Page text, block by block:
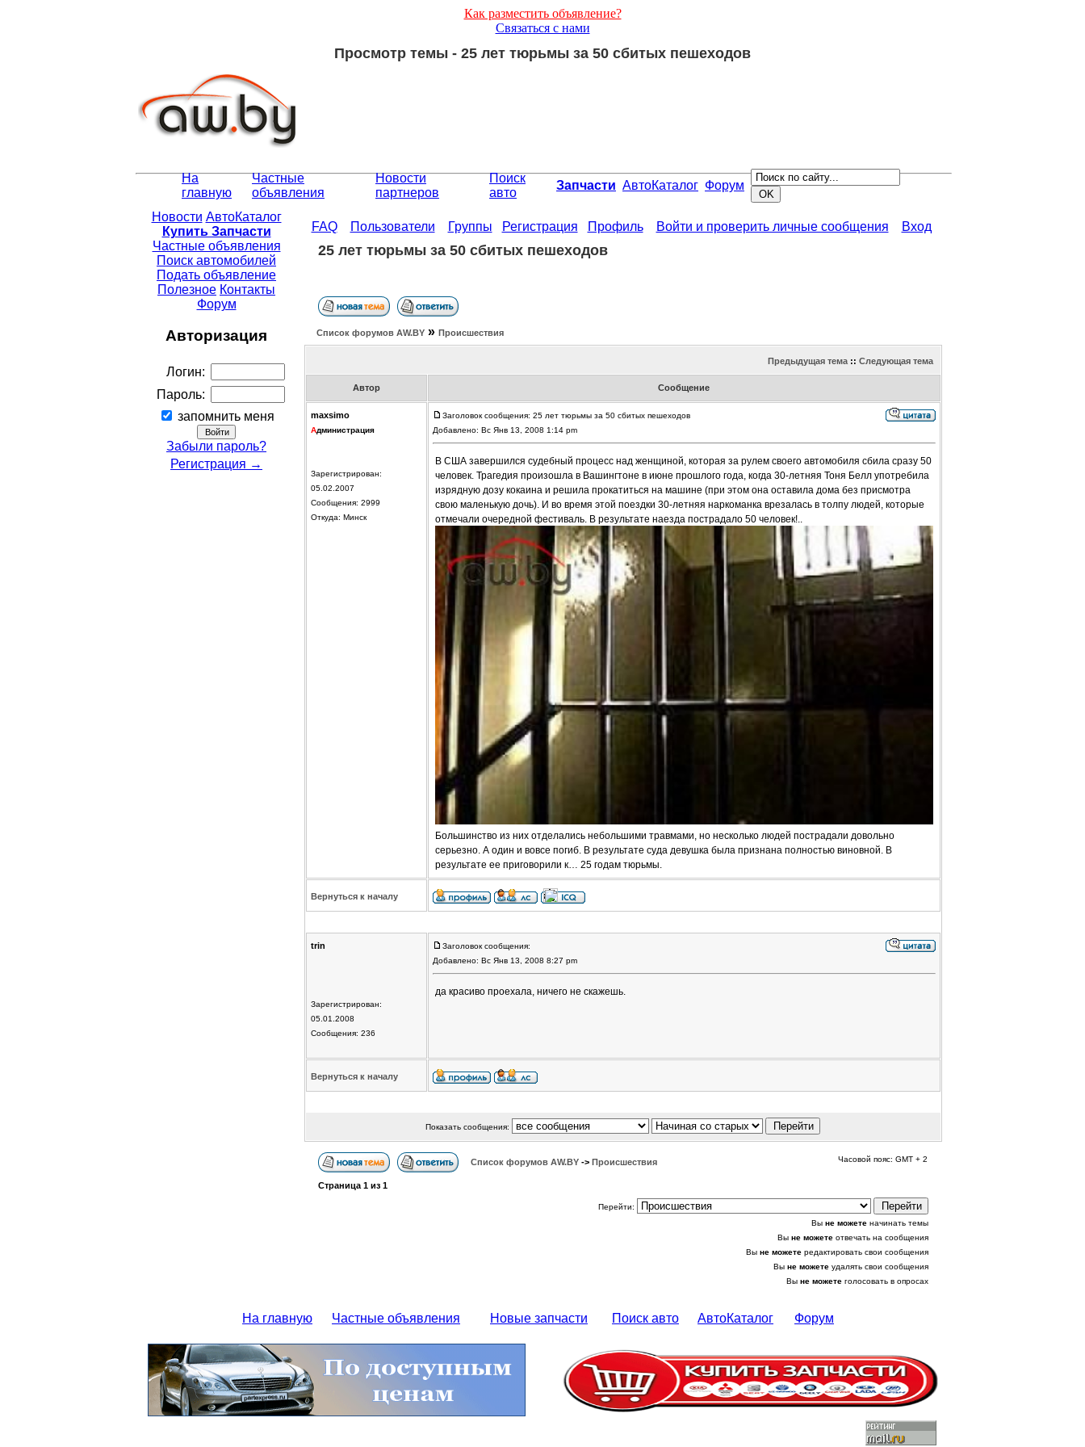
Как разместить объявление?
Связаться с нами
Просмотр темы - 25 лет тюрьмы за 50 сбитых пешеходов
На
главную
Частные
объявления
Новости
партнеров
Поиск
авто
Запчасти АвтоКаталог Форум
Новости АвтоКаталог
Купить Запчасти
Частные объявления
Поиск автомобилей
Подать объявление
Полезное Контакты
Форум
Авторизация
Логин:
Пароль:
запомнить меня
Забыли пароль?
Регистрация →
FAQ Пользователи Группы Регистрация Профиль Войти и проверить личные сообщения Вход
25 лет тюрьмы за 50 сбитых пешеходов
Список форумов АW.BY» Происшествия
Предыдущая тема:: Следующая тема
Автор Сообщение
maxsimo
Администрация
Зарегистрирован:
05.02.2007
Сообщения: 2999
Откуда: Минск
Заголовок сообщения: 25 лет тюрьмы за 50 сбитых пешеходов
Добавлено: Вс Янв 13, 2008 1:14 pm
В США завершился судебный процесс над женщиной, которая за рулем своего автомобиля сбила сразу 50
человек. Трагедия произошла в Вашингтоне в июне прошлого года, когда 30-летняя Тоня Белл употребила
изрядную дозу кокаина и решила прокатиться на машине (при этом она оставила дома без присмотра
свою маленькую дочь). И во время этой поездки 30-летняя наркоманка врезалась в толпу людей, которые
отмечали очередной фестиваль. В результате наезда пострадало 50 человек!..
Большинство из них отделались небольшими травмами, но несколько людей пострадали довольно
серьезно. А один и вовсе погиб. В результате суда девушка была признана полностью виновной. В
результате ее приговорили к… 25 годам тюрьмы.
Вернуться к началу
trin
Зарегистрирован:
05.01.2008
Сообщения: 236
Заголовок сообщения:
Добавлено: Вс Янв 13, 2008 8:27 pm
да красиво проехала, ничего не скажешь.
Вернуться к началу
Показать сообщения:
Список форумов АW.BY -> Происшествия Часовой пояс: GMT + 2
Страница 1 из 1
Перейти:
Вы не можете начинать темы
Вы не можете отвечать на сообщения
Вы не можете редактировать свои сообщения
Вы не можете удалять свои сообщения
Вы не можете голосовать в опросах
На главную Частные объявления Новые запчасти Поиск авто АвтоКаталог Форум